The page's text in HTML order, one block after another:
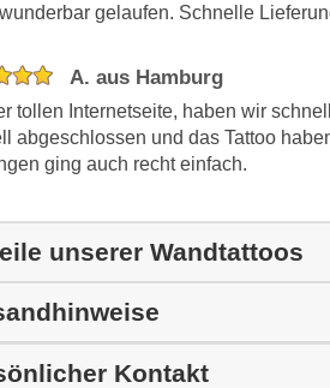
gelaufen. Schnelle
A. aus Hamburg
tollen Internetseite, haben wir
abgeschlossen und das Tattoo
ging auch recht einfach.
unserer Wandtattoos
Kontakt